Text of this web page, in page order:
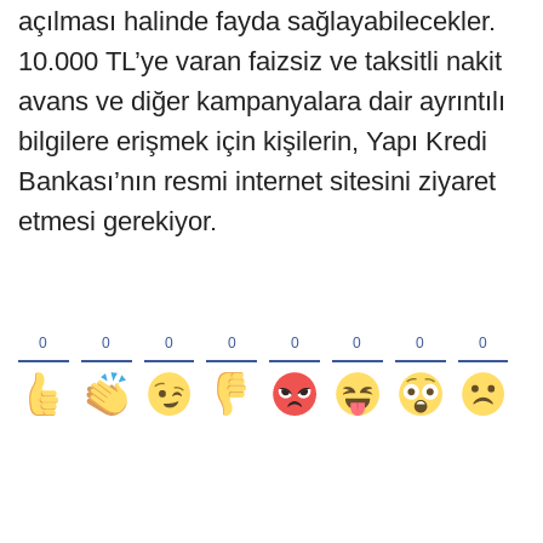
açılması halinde fayda sağlayabilecekler.
10.000 TL’ye varan faizsiz ve taksitli nakit
avans ve diğer kampanyalara dair ayrıntılı
bilgilere erişmek için kişilerin, Yapı Kredi
Bankası’nın resmi internet sitesini ziyaret
etmesi gerekiyor.